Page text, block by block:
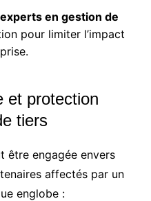
en gestion de
pour limiter l’impact
et protection
tiers
être engagée envers
affectés par un
englobe :